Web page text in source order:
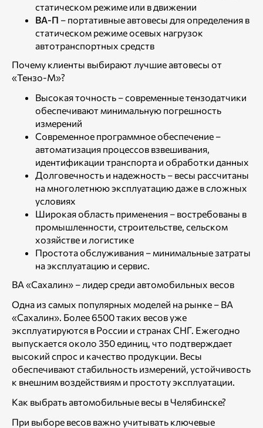
статическом режиме или в движении
ВА-П – портативные автовесы для определения в
статическом режиме осевых нагрузок
автотранспортных средств
Почему клиенты выбирают лучшие автовесы от
«Тензо-М»?
Высокая точность – современные тензодатчики
обеспечивают минимальную погрешность
измерений
Современное программное обеспечение –
автоматизация процессов взвешивания,
идентификации транспорта и обработки данных
Долговечность и надежность – весы рассчитаны
на многолетнюю эксплуатацию даже в сложных
условиях
Широкая область применения – востребованы в
промышленности, строительстве, сельском
хозяйстве и логистике
Простота обслуживания – минимальные затраты
на эксплуатацию и сервис.
ВА «Сахалин» – лидер среди автомобильных весов
Одна из самых популярных моделей на рынке – ВА
«Сахалин». Более 6500 таких весов уже
эксплуатируются в России и странах СНГ. Ежегодно
выпускается около 350 единиц, что подтверждает
высокий спрос и качество продукции. Весы
обеспечивают стабильность измерений, устойчивость
к внешним воздействиям и простоту эксплуатации.
Как выбрать автомобильные весы в Челябинске?
При выборе весов важно учитывать ключевые